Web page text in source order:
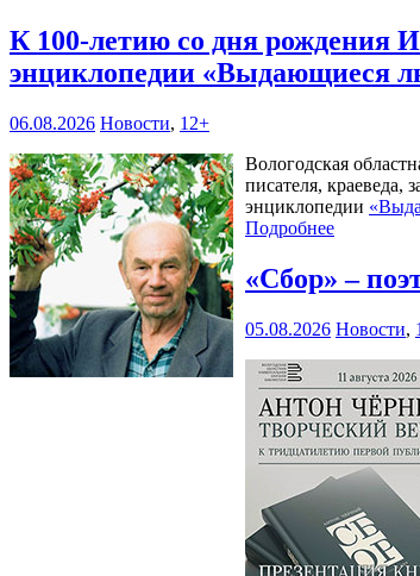
К 100-летию со дня рождения
энциклопедии «Выдающиеся
06.08.2026 Новости, 12+
Вологодская
писателя, краеведа,
энциклопедии
Подробнее
«Сбор» –
05.08.2026 Новости,